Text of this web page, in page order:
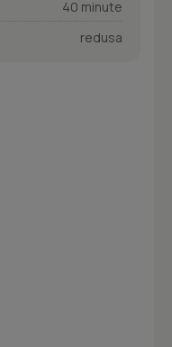
40 minute
redusa